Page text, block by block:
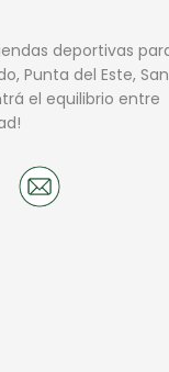
deportivas
Punta del Este, San
el equilibrio entre